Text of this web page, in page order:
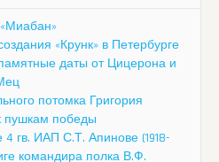
«Крунк» в Петербурге
даты от Цицерона и
потомка Григория
пушкам победы
4 гв. ИАП С.Т. Апинове (1918-
командира полка В.Ф.